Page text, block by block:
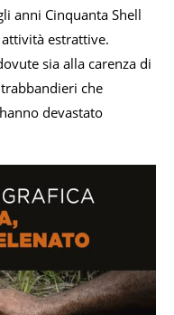
anni Cinquanta Shell
estrattive.
sia alla carenza di
che
devastato